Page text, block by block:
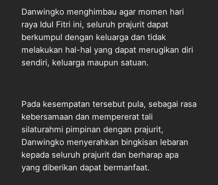
Danwingko menghimbau agar momen hari
raya Idul Fitri ini, seluruh prajurit dapat
berkumpul dengan keluarga dan tidak
melakukan hal-hal yang dapat merugikan diri
sendiri, keluarga maupun satuan.
Pada kesempatan tersebut pula, sebagai rasa
kebersamaan dan mempererat tali
silaturahmi pimpinan dengan prajurit,
Danwingko menyerahkan bingkisan lebaran
kepada seluruh prajurit dan berharap apa
yang diberikan dapat bermanfaat.